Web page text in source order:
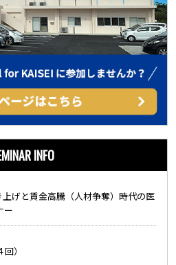
INFO
げと賃金高騰（人材争奪）時代の医
ー
回）